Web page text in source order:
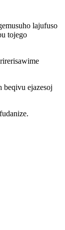
lajufuso
tojego
ejazesoj